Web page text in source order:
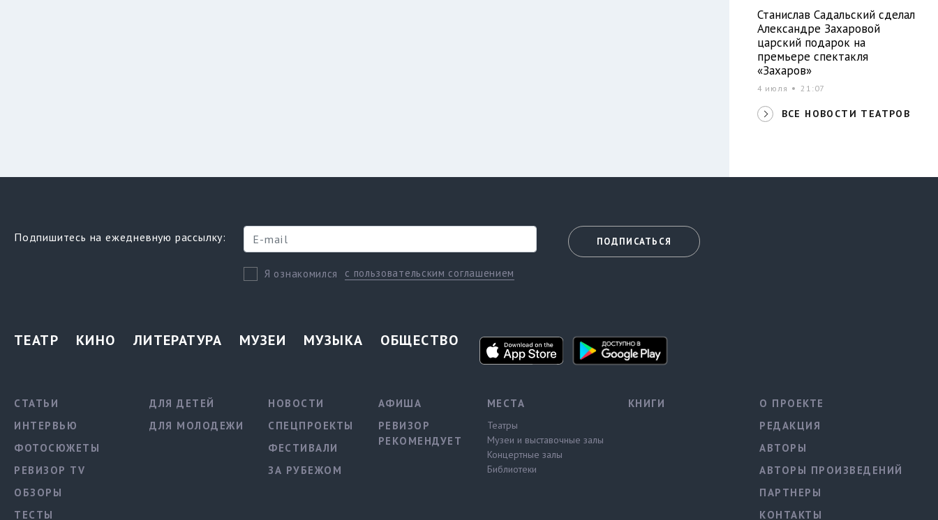
Станислав Садальский сделал
Александре Захаровой
царский подарок на
премьере спектакля
«Захаров»
4 июля 21:07
ВСЕ НОВОСТИ ТЕАТРОВ
Подпишитесь на ежедневную рассылку:
Я ознакомился с пользовательским соглашением
ПОДПИСАТЬСЯ
ТЕАТР КИНО ЛИТЕРАТУРА МУЗЕИ МУЗЫКА ОБЩЕСТВО
СТАТЬИ
ИНТЕРВЬЮ
ФОТОСЮЖЕТЫ
РЕВИЗОР TV
ОБЗОРЫ
ТЕСТЫ
ДЛЯ ДЕТЕЙ
ДЛЯ МОЛОДЕЖИ
НОВОСТИ
СПЕЦПРОЕКТЫ
ФЕСТИВАЛИ
ЗА РУБЕЖОМ
АФИША
РЕВИЗОР
РЕКОМЕНДУЕТ
МЕСТА
Театры
Музеи и выставочные залы
Концертные залы
Библиотеки
КНИГИ
О ПРОЕКТЕ
РЕДАКЦИЯ
АВТОРЫ
АВТОРЫ ПРОИЗВЕДЕНИЙ
ПАРТНЕРЫ
КОНТАКТЫ